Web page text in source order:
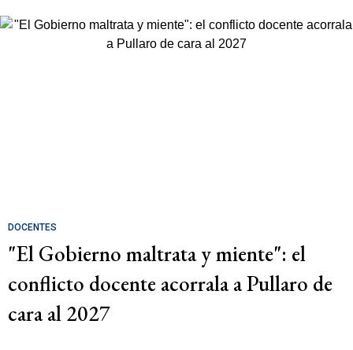
DOCENTES
"El Gobierno maltrata y miente": el
conflicto docente acorrala a Pullaro de
cara al 2027